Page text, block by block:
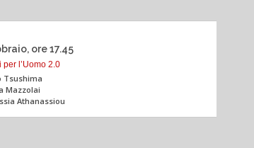
ore 17.45
per l’Uomo 2.0
Tsushima
Mazzolai
Athanassiou